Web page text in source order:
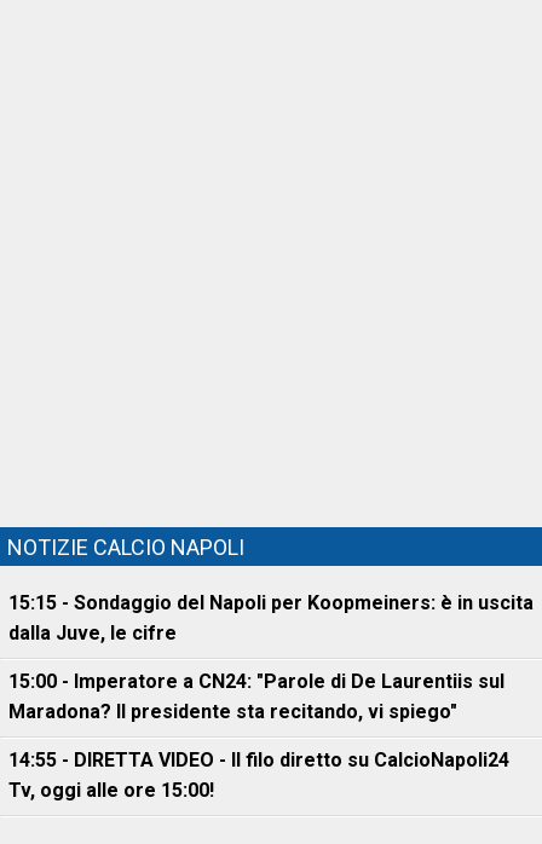
NOTIZIE CALCIO NAPOLI
15:15 - Sondaggio del Napoli per Koopmeiners: è in uscita
dalla Juve, le cifre
15:00 - Imperatore a CN24: "Parole di De Laurentiis sul
Maradona? Il presidente sta recitando, vi spiego"
14:55 - DIRETTA VIDEO - Il filo diretto su CalcioNapoli24
Tv, oggi alle ore 15:00!